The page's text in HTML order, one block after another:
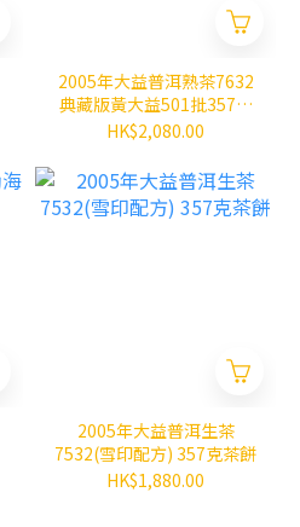
2005年大益普洱熟茶7632
典藏版黃大益501批357克
茶餅
HK$2,080.00
2005年大益普洱生茶
7532(雪印配方) 357克茶餅
HK$1,880.00